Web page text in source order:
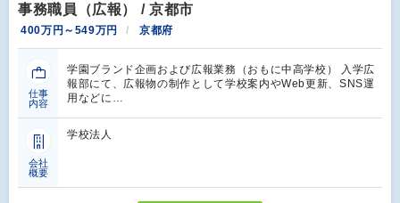
事務職員（広報） / 京都市
400万円～549万円 京都府
仕事
内容
学園ブランド企画および広報業務（おもに中高学校） 入学広
報部にて、広報物の制作として学校案内やWeb更新、SNS運
用などに…
会社
概要
学校法人